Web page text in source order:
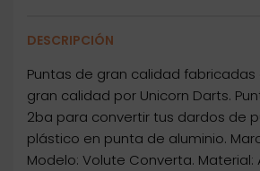
DESCRIPCIÓN
Puntas de gran calidad fabricadas
gran calidad por Unicorn Darts.
2ba para convertir tus dardos de
plástico en punta de aluminio.
Modelo: Volute Converta. Material: